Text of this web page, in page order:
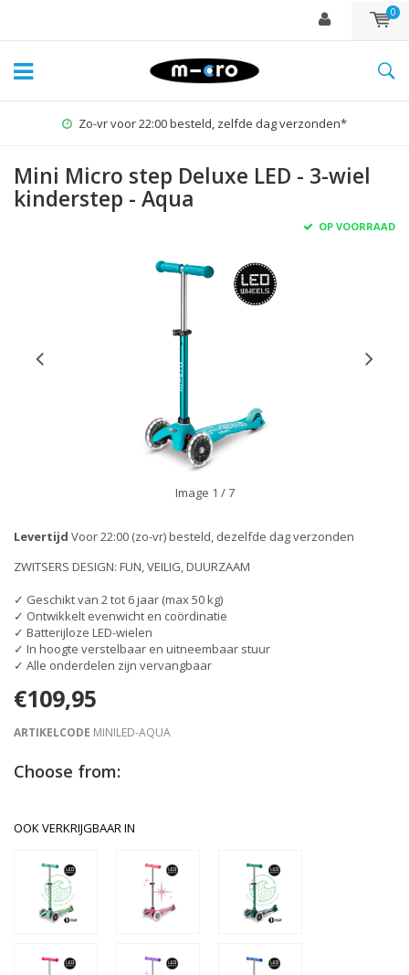
0
Zo-vr voor 22:00 besteld, zelfde dag verzonden*
Mini Micro step Deluxe LED - 3-wiel
kinderstep - Aqua
OP VOORRAAD
Image 1 / 7
Levertijd Voor 22:00 (zo-vr) besteld, dezelfde dag verzonden
ZWITSERS DESIGN: FUN, VEILIG, DUURZAAM
✓ Geschikt van 2 tot 6 jaar (max 50 kg)
✓ Ontwikkelt evenwicht en coördinatie
✓ Batterijloze LED-wielen
✓ In hoogte verstelbaar en uitneembaar stuur
✓ Alle onderdelen zijn vervangbaar
€109,95
ARTIKELCODE MINILED-AQUA
Choose from:
OOK VERKRIJGBAAR IN